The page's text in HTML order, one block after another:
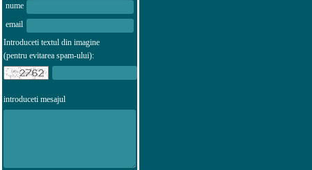
nume
email
Introduceti textul din imagine
(pentru evitarea spam-ului):
introduceti mesajul